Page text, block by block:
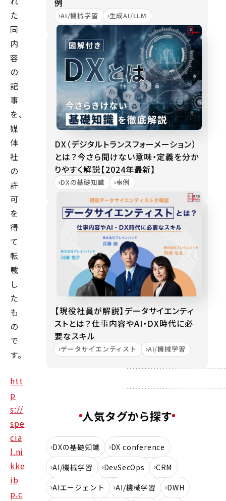
た
同
内
容
の
記
事
を、
媒
体
社
の
許
可
を
得
て
転
載
し
た
も
の
で
す。
htt
p
s://
spe
cia
l.ni
kke
ib
p.c
例
AI/機械学習 生成AI/LLM
DX（デジタルトランスフォーメーション）
とは？今さら聞けない意味・定義を分か
りやすく解説【2024年最新】
DXの基礎知識 事例
【現役社員が解説】データサイエンティ
ストとは？仕事内容やAI・DX時代に必
要なスキル
データサイエンティスト AI/機械学習
人気タグから探す
DXの基礎知識
DX conference
AI/機械学習
DevSecOps
CRM
AIエージェント
AI/機械学習
DWH